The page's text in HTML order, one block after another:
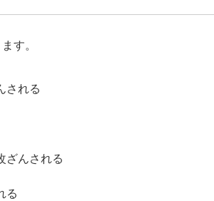
す。
される
ざんされる
る